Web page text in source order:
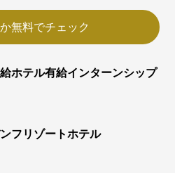
無料でチェック
ホテル有給インターンシップ
フリゾートホテル